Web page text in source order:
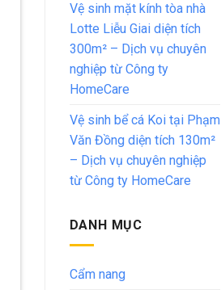
Vệ sinh mặt kính tòa nhà
Lotte Liễu Giai diện tích
300m² – Dịch vụ chuyên
nghiệp từ Công ty
HomeCare
Vệ sinh bể cá Koi tại Phạm
Văn Đồng diện tích 130m²
– Dịch vụ chuyên nghiệp
từ Công ty HomeCare
DANH MỤC
Cẩm nang